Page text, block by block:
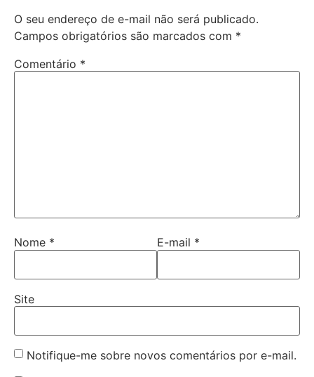
O seu endereço de e-mail não será publicado.
Campos obrigatórios são marcados com *
Comentário *
Nome * E-mail *
Site
Notifique-me sobre novos comentários por e-mail.